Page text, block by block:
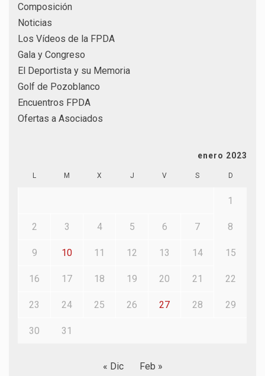
Composición
Noticias
Los Vídeos de la FPDA
Gala y Congreso
El Deportista y su Memoria
Golf de Pozoblanco
Encuentros FPDA
Ofertas a Asociados
enero 2023
L M X J V S D
1
2 3 4 5 6 7 8
9 10 11 12 13 14 15
16 17 18 19 20 21 22
23 24 25 26 27 28 29
30 31
« Dic Feb »